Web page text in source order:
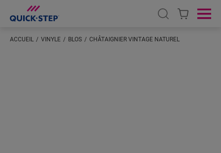
Open search
ACCUEIL VINYLE BLOS CHÂTAIGNIER VINTAGE NATUREL